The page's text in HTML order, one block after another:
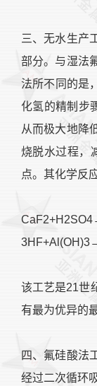
三、无水生产
部分。与湿法
法所不同的是
化氢的精制步
从而极大地降
烧脱水过程，
点。其化学反
该工艺是21世
有最为优异的
四、氟硅酸法
经过二次循环